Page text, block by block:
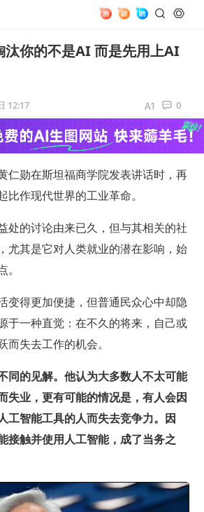
汰你的不是AI 而是先用上AI
12:17 0
仁勋在斯坦福商学院发表讲话时，再
比作现代世界的工业革命。
处的讨论由来已久，但与其相关的社
尤其是它对人类就业的潜在影响，始
变得更加便捷，但普通民众心中却隐
于一种直觉：在不久的将来，自己或
失去工作的机会。
同的见解。他认为大多数人不太可能
失业，更有可能的情况是，有人会因
工智能工具的人而失去竞争力。因
接触并使用人工智能，成了当务之